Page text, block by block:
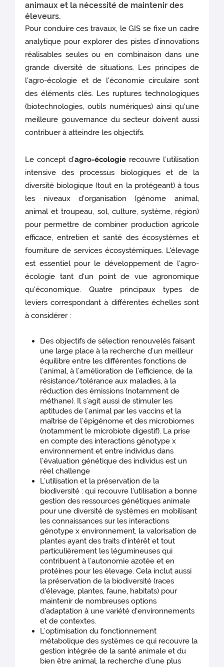
animaux et la nécessité de maintenir des
éleveurs.
Pour conduire ces travaux, le GIS se fixe un cadre
analytique pour explorer des pistes d'innovations
réalisables seules ou en combinaison dans une
grande diversité de situations. Les principes de
l'agro-écologie et de l'économie circulaire sont
des éléments clés. Les ruptures technologiques
(biotechnologies, outils numériques) ainsi qu'une
meilleure gouvernance du secteur doivent aussi
contribuer à atteindre les objectifs.
Le concept d’agro-écologie recouvre l’utilisation
intensive des processus biologiques et de la
diversité biologique (tout en la protégeant) à tous
les niveaux d'organisation (génome animal,
animal et troupeau, sol, culture, système, région)
pour permettre de combiner production agricole
efficace, entretien et santé des écosystèmes et
fourniture de services écosystémiques. L'élevage
est essentiel pour le développement de l'agro-
écologie tant d'un point de vue agronomique
qu'économique. Quatre principaux types de
leviers correspondant à différentes échelles sont
à considérer :
Des objectifs de sélection renouvelés faisant
une large place à la recherche d’un meilleur
équilibre entre les différentes fonctions de
l’animal, à l’amélioration de l’efficience, de la
résistance/tolérance aux maladies, à la
réduction des émissions (notamment de
méthane). Il s’agit aussi de stimuler les
aptitudes de l’animal par les vaccins et la
maîtrise de l’épigénome et des microbiomes
(notamment le microbiote digestif). La prise
en compte des interactions génotype x
environnement et entre individus dans
l’évaluation génétique des individus est un
réel challenge
L’utilisation et la préservation de la
biodiversité : qui recouvre l’utilisation a bonne
gestion des ressources génétiques animale
pour une diversité de systèmes en mobilisant
les connaissances sur les interactions
génotype x environnement, la valorisation de
plantes ayant des traits d’intérêt et tout
particulièrement les légumineuses qui
contribuent à l’autonomie azotée et en
protéines pour les élevage. Cela inclut aussi
la préservation de la biodiversité (races
d'élevage, plantes, faune, habitats) pour
maintenir de nombreuses options
d'adaptation à une variété d'environnements
et de contextes.
L’optimisation du fonctionnement
métabolique des systèmes ce qui recouvre la
gestion intégrée de la santé animale et du
bien être animal, la recherche d’une plus